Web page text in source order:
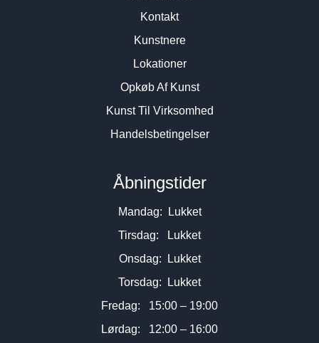
Kontakt
Kunstnere
Lokationer
Opkøb Af Kunst
Kunst Til Virksomhed
Handelsbetingelser
Åbningstider
Mandag: Lukket
Tirsdag: Lukket
Onsdag: Lukket
Torsdag: Lukket
Fredag: 15:00 – 19:00
Lørdag: 12:00 – 16:00